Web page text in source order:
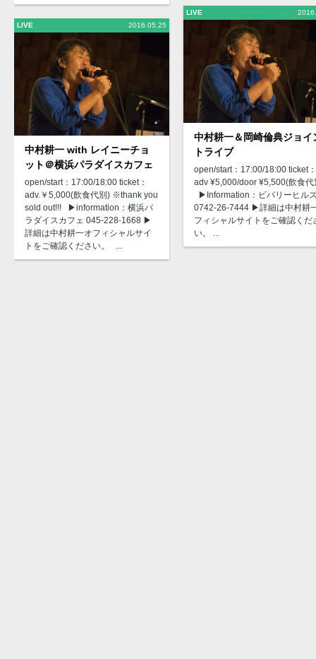
LIVE 2016.05.25
中村耕一 with レイニーチョ
ット＠横浜パラダイスカフェ
open/start：17:00/18:00 ticket：
adv.￥5,000(飲食代別) ※thank you
sold out!!! ▶︎information：横浜パ
ラダイスカフェ 045-228-1668 ▶︎
詳細は中村耕一オフィシャルサイ
トをご確認ください。 ...
LIVE
中村耕一＆岡崎倫典ジョイ
トライブ
open/start：17:00/18:00 ticket：
adv ¥5,000/door ¥5,500(飲食代
▶︎Information：ビバリーヒル
0742-26-7444 ▶︎詳細は中村耕
フィシャルサイトをご確認くだ
い。 ...